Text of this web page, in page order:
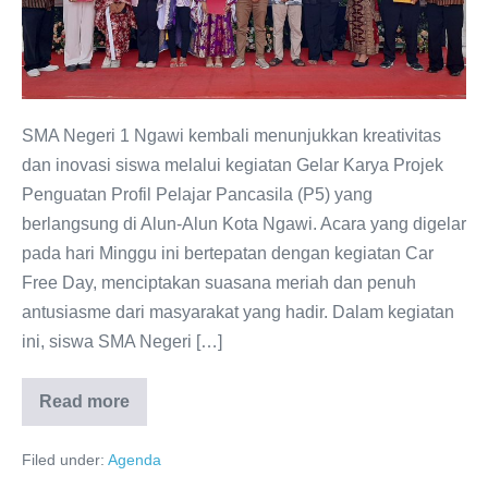
1
Ngawi
Meriahkan
Alun-
Alun
Kota
Saat
Car
Free
Day
SMA Negeri 1 Ngawi kembali menunjukkan kreativitas
dan inovasi siswa melalui kegiatan Gelar Karya Projek
Penguatan Profil Pelajar Pancasila (P5) yang
berlangsung di Alun-Alun Kota Ngawi. Acara yang digelar
pada hari Minggu ini bertepatan dengan kegiatan Car
Free Day, menciptakan suasana meriah dan penuh
antusiasme dari masyarakat yang hadir. Dalam kegiatan
ini, siswa SMA Negeri […]
Read more
Gelar
Karya
SMA
Filed under: Agenda